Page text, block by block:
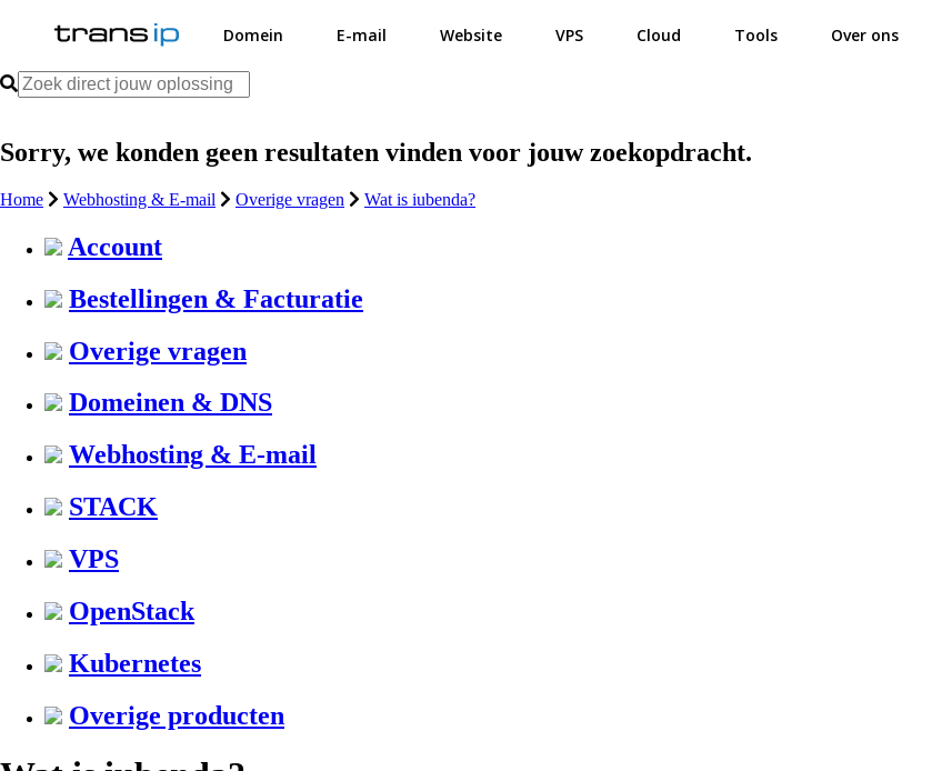
Domein E-mail Website VPS Cloud Tools Over ons
Sorry, we konden geen resultaten vinden voor jouw zoekopdracht.
Home Webhosting & E-mail Overige vragen Wat is iubenda?
Account
Bestellingen & Facturatie
Overige vragen
Domeinen & DNS
Webhosting & E-mail
STACK
VPS
OpenStack
Kubernetes
Overige producten